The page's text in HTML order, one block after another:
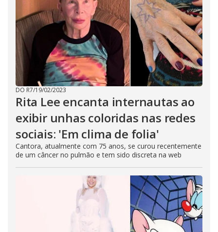
DO R7/19/02/2023
Rita Lee encanta internautas ao
exibir unhas coloridas nas redes
sociais: 'Em clima de folia'
Cantora, atualmente com 75 anos, se curou recentemente
de um câncer no pulmão e tem sido discreta na web